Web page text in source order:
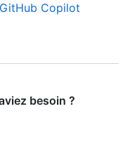
Copilot
besoin ?